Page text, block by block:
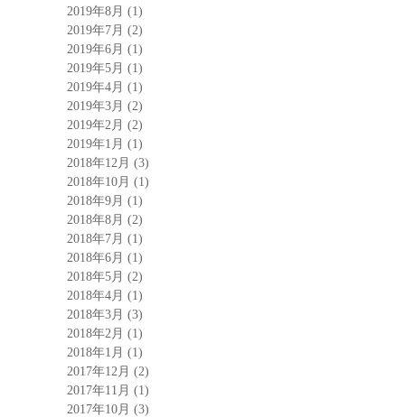
2019年8月 (1)
2019年7月 (2)
2019年6月 (1)
2019年5月 (1)
2019年4月 (1)
2019年3月 (2)
2019年2月 (2)
2019年1月 (1)
2018年12月 (3)
2018年10月 (1)
2018年9月 (1)
2018年8月 (2)
2018年7月 (1)
2018年6月 (1)
2018年5月 (2)
2018年4月 (1)
2018年3月 (3)
2018年2月 (1)
2018年1月 (1)
2017年12月 (2)
2017年11月 (1)
2017年10月 (3)